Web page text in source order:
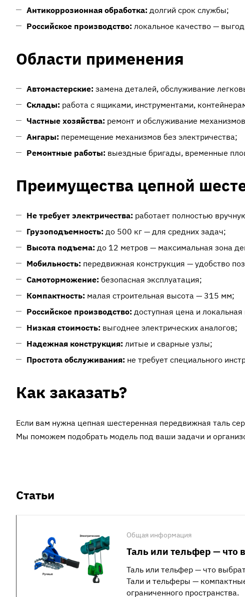
Антикоррозионная обработка: долгий срок службы;
Российское производство: локальное качество —
Области применения
Автомастерские: замена деталей, обслуживание
Склады: работа с ящиками, инструментами,
Частные хозяйства: ремонт и обслуживание
Ангары: перемещение механизмов без электричества;
Ремонтные работы: выездные бригады, временные
Преимущества цепной
Не требует электричества: работает полностью
Грузоподъемность: до 500 кг — для средних задач;
Высота подъема: до 12 метров — максимальная зона
Мобильность: передвижная конструкция — удобство
Самоторможение: безопасная эксплуатация;
Компактность: малая строительная высота — 315 мм;
Российское производство: доступная цена и
Низкая стоимость: выгоднее электрических аналогов;
Надежная конструкция: литые и сварные узлы;
Простота обслуживания: не требует специального
Как заказать?
Если вам нужна цепная шестеренная передвижная таль
Мы поможем подобрать модель под ваши задачи и
Статьи
Общая информация
Таль или тельфер — что
Таль или тельфер — что
Тали и тельферы —
ограниченного пространства.